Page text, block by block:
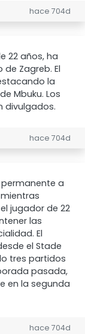
hace 704d
22 años, ha
Zagreb. El
la
Mbuku. Los
divulgados.
hace 704d
a
jugador de 22
las
El
el Stade
tres partidos
pasada,
en la segunda
hace 704d